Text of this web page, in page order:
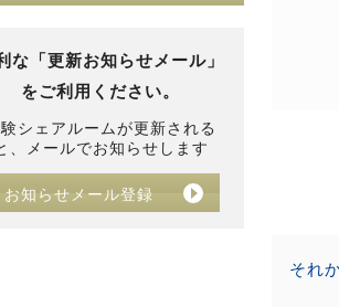
な「更新お知らせメール」
をご利用ください。
シェアルームが更新される
、メールでお知らせします
お知らせメール登録
それ